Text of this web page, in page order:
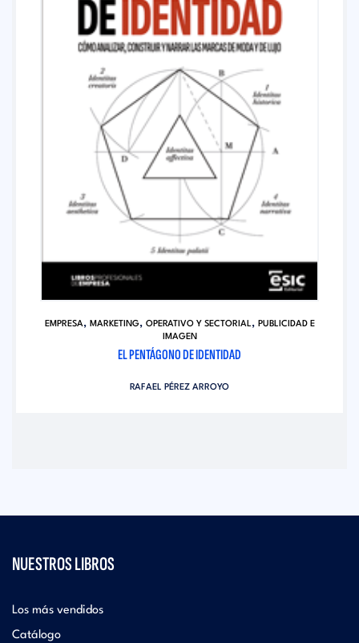
EMPRESA, MARKETING, OPERATIVO Y SECTORIAL, PUBLICIDAD E
IMAGEN
EL PENTÁGONO DE IDENTIDAD
RAFAEL PÉREZ ARROYO
NUESTROS LIBROS
Los más vendidos
Catálogo